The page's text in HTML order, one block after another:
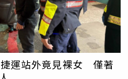
機的iCloud定位系統嘗試尋人，
於農普魯區的租屋處內。B先生
應，便向房東索取備用鑰匙進入
驚見女友已氣絕多時，令他悲痛
成初步筆錄並收集現場相關證
被送往曼谷警察總醫院的法醫研
運站外竟見裸女 僅著